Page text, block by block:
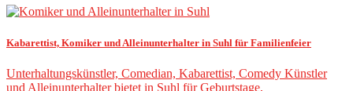
Kabarettist, Komiker und Alleinunterhalter in Suhl für Familienfeier
Unterhaltungskünstler, Comedian, Kabarettist, Comedy Künstler
und Alleinunterhalter bietet in Suhl für Geburtstage,